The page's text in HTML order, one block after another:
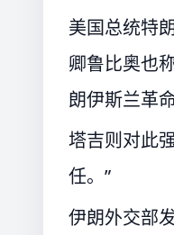
美国总统特
卿鲁比奥也
朗伊斯兰革
塔吉则对此
任。”
伊朗外交部